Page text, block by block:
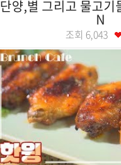
단양,별 그리고 물고기
N
조회 6,043